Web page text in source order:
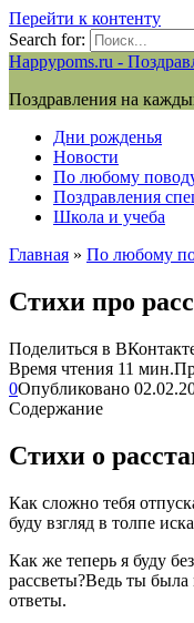
Перейти к контенту
Search for:
Happypoms.ru -
Поздравления на
Дни рожденья
Новости
По любому
Поздравления
Школа и учеба
Главная » По любому
Стихи про
Поделиться в
Время чтения 11 мин.
0Опубликовано
Содержание
Стихи о
Как сложно тебя
буду взгляд в толпе
Как же теперь я буду
рассветы?Ведь ты
ответы.